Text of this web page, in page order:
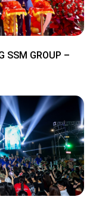
SSM GROUP –